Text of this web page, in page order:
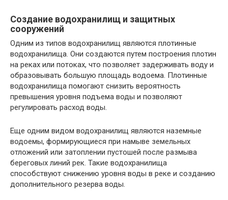
Создание водохранилищ и защитных
сооружений
Одним из типов водохранилищ являются плотинные
водохранилища. Они создаются путем построения плотин
на реках или потоках, что позволяет задерживать воду и
образовывать большую площадь водоема. Плотинные
водохранилища помогают снизить вероятность
превышения уровня подъема воды и позволяют
регулировать расход воды.
Еще одним видом водохранилищ являются наземные
водоемы, формирующиеся при намыве земельных
отложений или затоплении пустошей после размыва
береговых линий рек. Такие водохранилища
способствуют снижению уровня воды в реке и созданию
дополнительного резерва воды.